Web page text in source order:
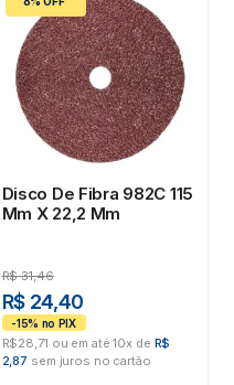
Disco De Fibra 982C 115
Mm X 22,2 Mm
R$ 31,46
R$ 24,40
R$28,71 ou em até 10x de R$
2,87 sem juros no cartão